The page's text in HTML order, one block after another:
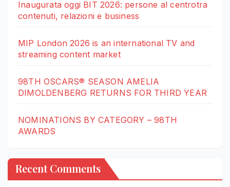
Inaugurata oggi BIT 2026: persone al centrotra
contenuti, relazioni e business
MIP London 2026 is an international TV and
streaming content market
98TH OSCARS® SEASON AMELIA
DIMOLDENBERG RETURNS FOR THIRD YEAR
NOMINATIONS BY CATEGORY – 98TH
AWARDS
Recent Comments